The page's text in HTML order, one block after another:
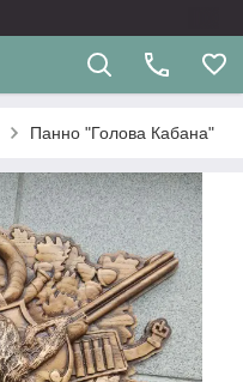
Панно "Голова Кабана"